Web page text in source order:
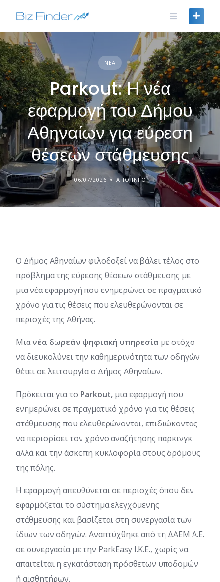
ΝΈΑ
Parkout: Η νέα
εφαρμογή του Δήμου
Αθηναίων για εύρεση
θέσεων στάθμευσης
06/07/2026 ΑΠΌ INFO
O Δήμος Αθηναίων φιλοδοξεί να βάλει τέλος στο
πρόβλημα της εύρεσης θέσεων στάθμευσης με
μια νέα εφαρμογή που ενημερώνει σε πραγματικό
χρόνο για τις θέσεις που ελευθερώνονται σε
περιοχές της Αθήνας.
Μιανέα δωρεάν ψηφιακή υπηρεσία με στόχο
να διευκολύνει την καθημερινότητα των οδηγών
θέτει σε λειτουργία ο Δήμος Αθηναίων.
Πρόκειται για το Parkout, μια εφαρμογή που
ενημερώνει σε πραγματικό χρόνο για τις θέσεις
στάθμευσης που ελευθερώνονται, επιδιώκοντας
να περιορίσει τον χρόνο αναζήτησης πάρκινγκ
αλλά και την άσκοπη κυκλοφορία στους δρόμους
της πόλης.
Η εφαρμογή απευθύνεται σε περιοχές όπου δεν
εφαρμόζεται το σύστημα ελεγχόμενης
στάθμευσης και βασίζεται στη συνεργασία των
ίδιων των οδηγών. Αναπτύχθηκε από τη ΔΑΕΜ Α.Ε.
σε συνεργασία με την ParkEasy Ι.Κ.Ε., χωρίς να
απαιτείται η εγκατάσταση πρόσθετων υποδομών
ή αισθητήρων.